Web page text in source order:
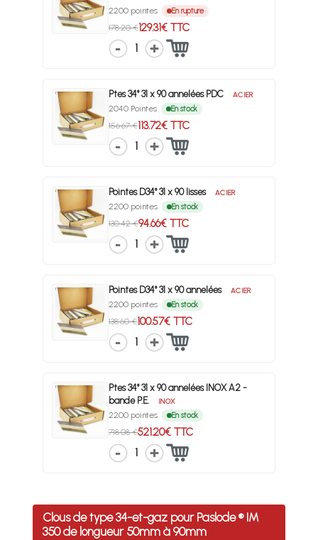
2200 pointes En rupture
178.20 €129.31€ TTC
1
Ptes 34° 31 x 90 annelées PDC ACIER
2040 Pointes En stock
156.67 €113.72€ TTC
1
Pointes D34° 31 x 90 lisses ACIER
2200 pointes En stock
130.42 €94.66€ TTC
1
Pointes D34° 31 x 90 annelées ACIER
2200 pointes En stock
138.60 €100.57€ TTC
1
Ptes 34° 31 x 90 annelées INOX A2 -
bande P.E.
INOX
2200 pointes En stock
718.08 €521.20€ TTC
1
Clous de type 34-et-gaz pour Paslode ® IM
350 de longueur 50mm à 90mm